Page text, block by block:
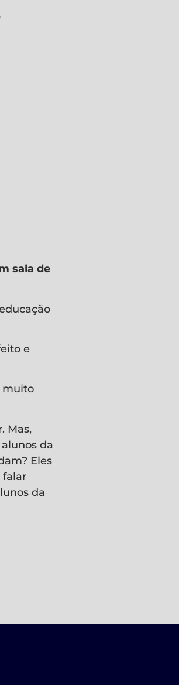
sala de
e
muito
Mas,
da
Eles
falar
da